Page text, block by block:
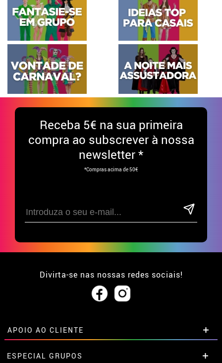
Receba 5€ na sua primeira
compra ao subscrever à nossa
newsletter *
*Compras acima de 50€
Divirta-se nas nossas redes sociais!
APOIO AO CLIENTE
• Sobre nós
ESPECIAL GRUPOS